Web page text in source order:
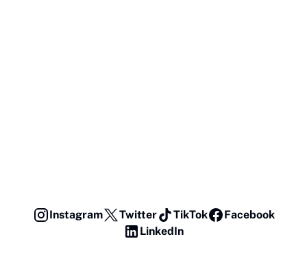
Instagram Twitter TikTok
Facebook
LinkedIn